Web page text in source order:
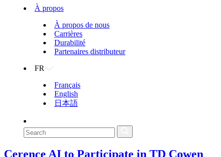
À propos
À propos de nous
Carrières
Durabilité
Partenaires distributeur
FR
Français
English
日本語
Cerence AI to Participate in TD Cowen